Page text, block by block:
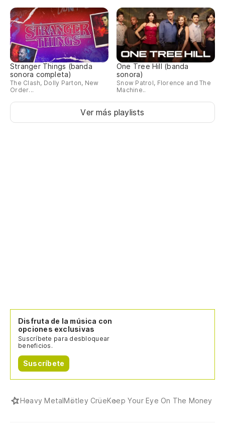
Stranger Things (banda
sonora completa)
The Clash, Dolly Parton, New
Order...
One Tree Hill (banda
sonora)
Snow Patrol, Florence and The
Machine..
Ver más playlists
Disfruta de la música con
opciones exclusivas
Suscríbete para desbloquear
beneficios.
Suscríbete
Heavy MetalMötley CrüeKeep Your Eye On The Money